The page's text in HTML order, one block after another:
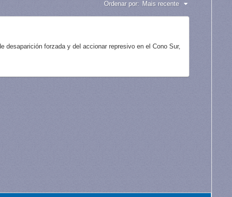
Ordenar por: Mais recente
forzada y del accionar represivo en el Cono Sur,